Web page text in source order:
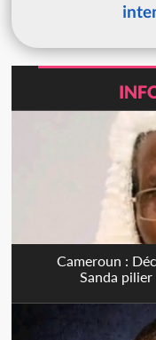
Cameroun :
Sanda